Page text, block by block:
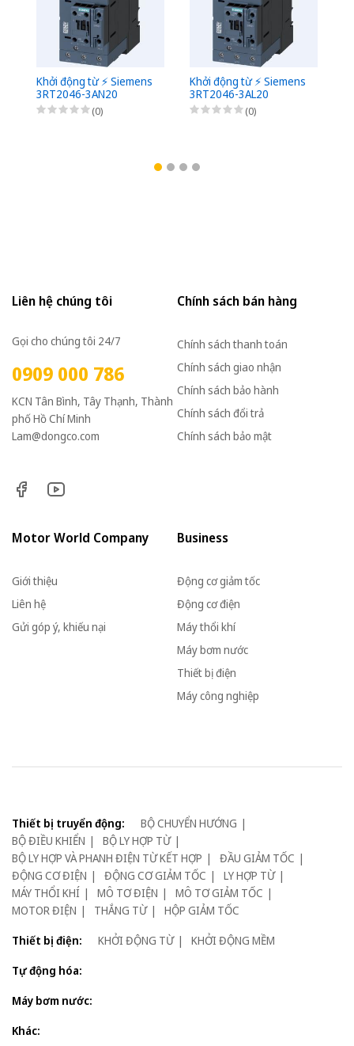
Khởi động từ ⚡️ Siemens
3RT2046-3AN20
(0)
Khởi động từ ⚡️ Siemens
3RT2046-3AL20
(0)
Liên hệ chúng tôi
Gọi cho chúng tôi 24/7
0909 000 786
KCN Tân Bình, Tây Thạnh, Thành
phố Hồ Chí Minh
Lam@dongco.com
Chính sách bán hàng
Chính sách thanh toán
Chính sách giao nhận
Chính sách bảo hành
Chính sách đổi trả
Chính sách bảo mật
Motor World Company
Giới thiệu
Liên hệ
Gửi góp ý, khiếu nại
Business
Động cơ giảm tốc
Động cơ điện
Máy thổi khí
Máy bơm nước
Thiết bị điện
Máy công nghiệp
Thiết bị truyển động:
BỘ CHUYỂN HƯỚNG
BỘ ĐIỀU KHIỂN
BỘ LY HỢP TỪ
BỘ LY HỢP VÀ PHANH ĐIỆN TỪ KẾT HỢP
ĐẦU GIẢM TỐC
ĐỘNG CƠ ĐIỆN
ĐỘNG CƠ GIẢM TỐC
LY HỢP TỪ
MÁY THỔI KHÍ
MÔ TƠ ĐIỆN
MÔ TƠ GIẢM TỐC
MOTOR ĐIỆN
THẮNG TỪ
HỘP GIẢM TỐC
Thiết bị điện:
KHỞI ĐỘNG TỪ
KHỞI ĐỘNG MỀM
Tự động hóa:
Máy bơm nước:
Khác: